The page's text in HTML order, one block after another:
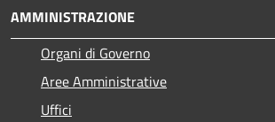
AMMINISTRAZIONE
Organi di Governo
Aree Amministrative
Uffici